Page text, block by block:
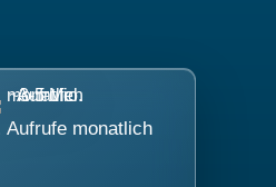
Aufrufe monatlich